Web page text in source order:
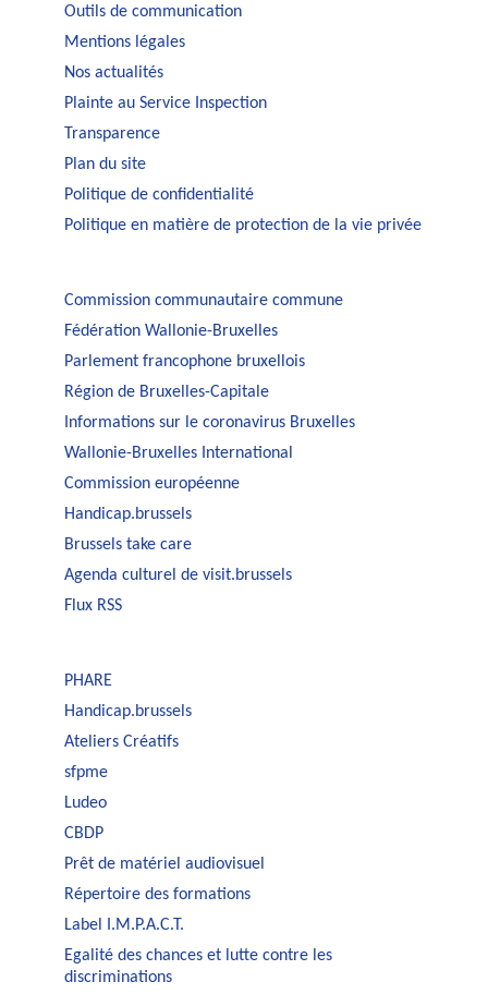
Outils de communication
Mentions légales
Nos actualités
Plainte au Service Inspection
Transparence
Plan du site
Politique de confidentialité
Politique en matière de protection de la vie privée
Commission communautaire commune
Fédération Wallonie-Bruxelles
Parlement francophone bruxellois
Région de Bruxelles-Capitale
Informations sur le coronavirus Bruxelles
Wallonie-Bruxelles International
Commission européenne
Handicap.brussels
Brussels take care
Agenda culturel de visit.brussels
Flux RSS
PHARE
Handicap.brussels
Ateliers Créatifs
sfpme
Ludeo
CBDP
Prêt de matériel audiovisuel
Répertoire des formations
Label I.M.P.A.C.T.
Egalité des chances et lutte contre les
discriminations